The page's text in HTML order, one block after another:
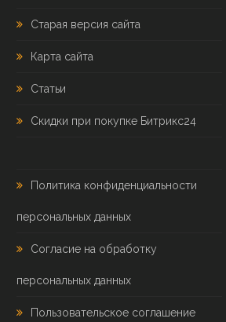
Старая версия сайта
Карта сайта
Статьи
Скидки при покупке Битрикс24
Политика конфиденциальности
персональных данных
Согласие на обработку
персональных данных
Пользовательское соглашение